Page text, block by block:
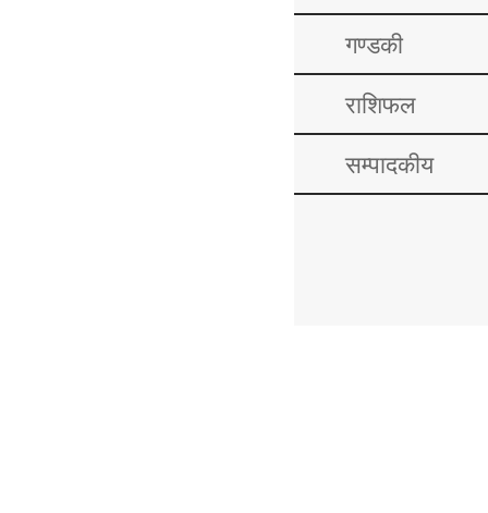
गण्डकी
राशिफल
सम्पादकीय